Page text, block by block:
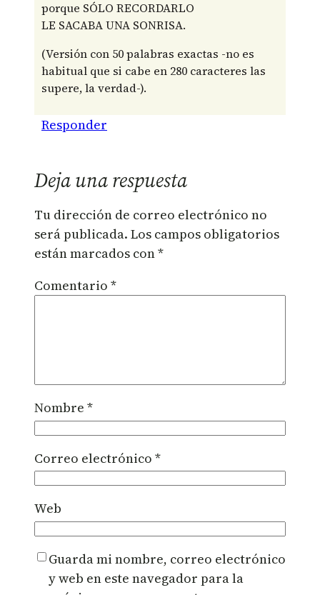
porque SÓLO RECORDARLO
LE SACABA UNA SONRISA.
(Versión con 50 palabras exactas -no es
habitual que si cabe en 280 caracteres las
supere, la verdad-).
Responder
Deja una respuesta
Tu dirección de correo electrónico no
será publicada. Los campos obligatorios
están marcados con*
Comentario *
Nombre *
Correo electrónico *
Web
Guarda mi nombre, correo electrónico
y web en este navegador para la